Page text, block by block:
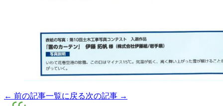
← 前の記事一覧に戻る次の記事 →